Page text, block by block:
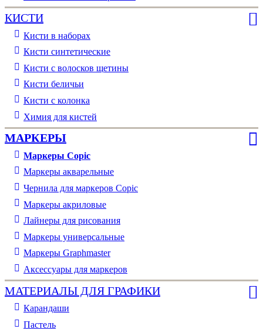
КИСТИ
Кисти в наборах
Кисти синтетические
Кисти с волосков щетины
Кисти беличьи
Кисти с колонка
Химия для кистей
МАРКЕРЫ
Маркеры Copic
Маркеры акварельные
Чернила для маркеров Copic
Маркеры акриловые
Лайнеры для рисования
Маркеры универсальные
Маркеры Graphmaster
Аксессуары для маркеров
МАТЕРИАЛЫ ДЛЯ ГРАФИКИ
Карандаши
Пастель